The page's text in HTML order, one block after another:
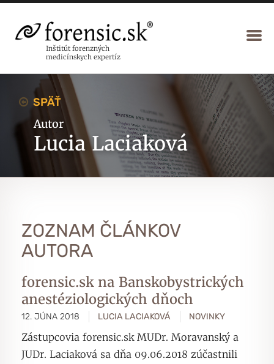
Inštitút forenzných
medicínskych expertíz
SPÄŤ
Autor
Lucia Laciaková
ZOZNAM ČLÁNKOV
AUTORA
forensic.sk na Banskobystrických
anestéziologických dňoch
12. JÚNA 2018 LUCIA LACIAKOVÁ NOVINKY
Zástupcovia forensic.sk MUDr. Moravanský a
JUDr. Laciaková sa dňa 09.06.2018 zúčastnili